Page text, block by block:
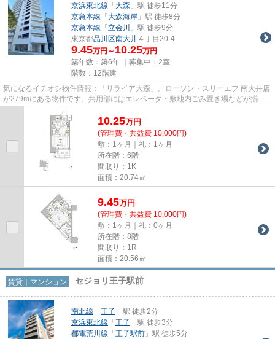
京浜東北線 「 大森 」駅 徒歩11分
京急本線 「 大森海岸 」駅 徒歩8分
京急本線 「 立会川
」駅 徒歩9分
東京都品川区南大井 ４丁目20-4
9.45万円～ 10.25万円
築年数：築6年 ｜募集中： 2室
階数：12階建
気になるイチオシ物件情報：「リライア大森」。ローソン・スリーエフ 南大井店
が279mにある物件です。共用部にはエレベータ・敷地内ごみ置き場などが揃っ
ており、とても充実しています...
10.25万円
(管理費・共益費 10,000円)
敷：1ヶ月｜礼：1ヶ月
所在階：6階
間取り：1K
面積：20.74㎡
9.45万円
(管理費・共益費 10,000円)
敷：1ヶ月｜礼：0ヶ月
所在階：8階
間取り：1R
面積：20.56㎡
賃貸｜マンション セジョリ王子駅前
南北線 「 王子 」駅 徒歩2分
京浜東北線 「 王子 」駅 徒歩3分
都電荒川線 「 王子駅前 」駅 徒歩5分